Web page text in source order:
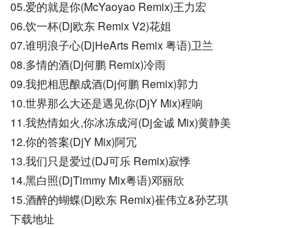
05.爱的就是你(McYaoyao Remix)王力宏
06.饮一杯(Dj欧东 Remix V2)花姐
07.谁明浪子心(DjHeArts Remix 粤语)卫兰
08.多情的酒(Dj何鹏 Remix)冷雨
09.我把相思酿成酒(Dj何鹏 Remix)郭力
10.世界那么大还是遇见你(DjY Mix)程响
11.我热情如火,你冰冻成河(Dj金诚 Mix)黄静美
12.你的答案(DjY Mix)阿冗
13.我们只是爱过(DJ可乐 Remix)寂悸
14.黑白照(DjTimmy Mix粤语)邓丽欣
15.酒醉的蝴蝶(Dj欧东 Remix)崔伟立&孙艺琪
下载地址